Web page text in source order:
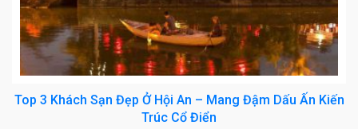
Top 3 Khách Sạn Đẹp Ở Hội An – Mang Đậm Dấu Ấn Kiến
Trúc Cổ Điển